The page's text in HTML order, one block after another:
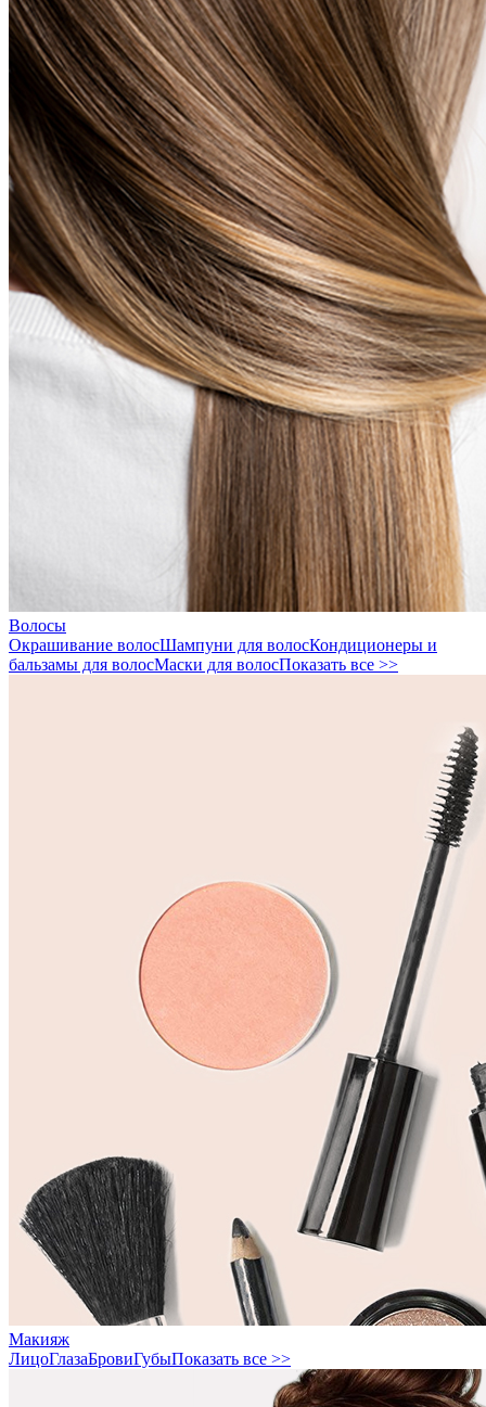
Волосы
Окрашивание волосШампуни для волосКондиционеры и
бальзамы для волосМаски для волосПоказать все >>
Макияж
ЛицоГлазаБровиГубыПоказать все >>